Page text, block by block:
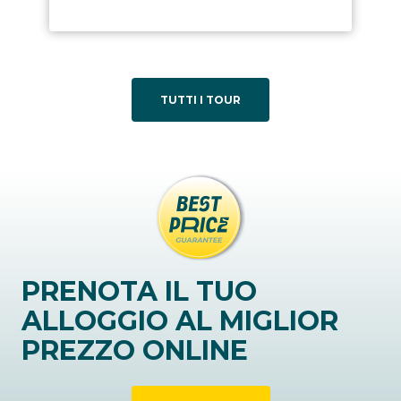
TUTTI I TOUR
PRENOTA IL TUO
ALLOGGIO AL MIGLIOR
PREZZO ONLINE